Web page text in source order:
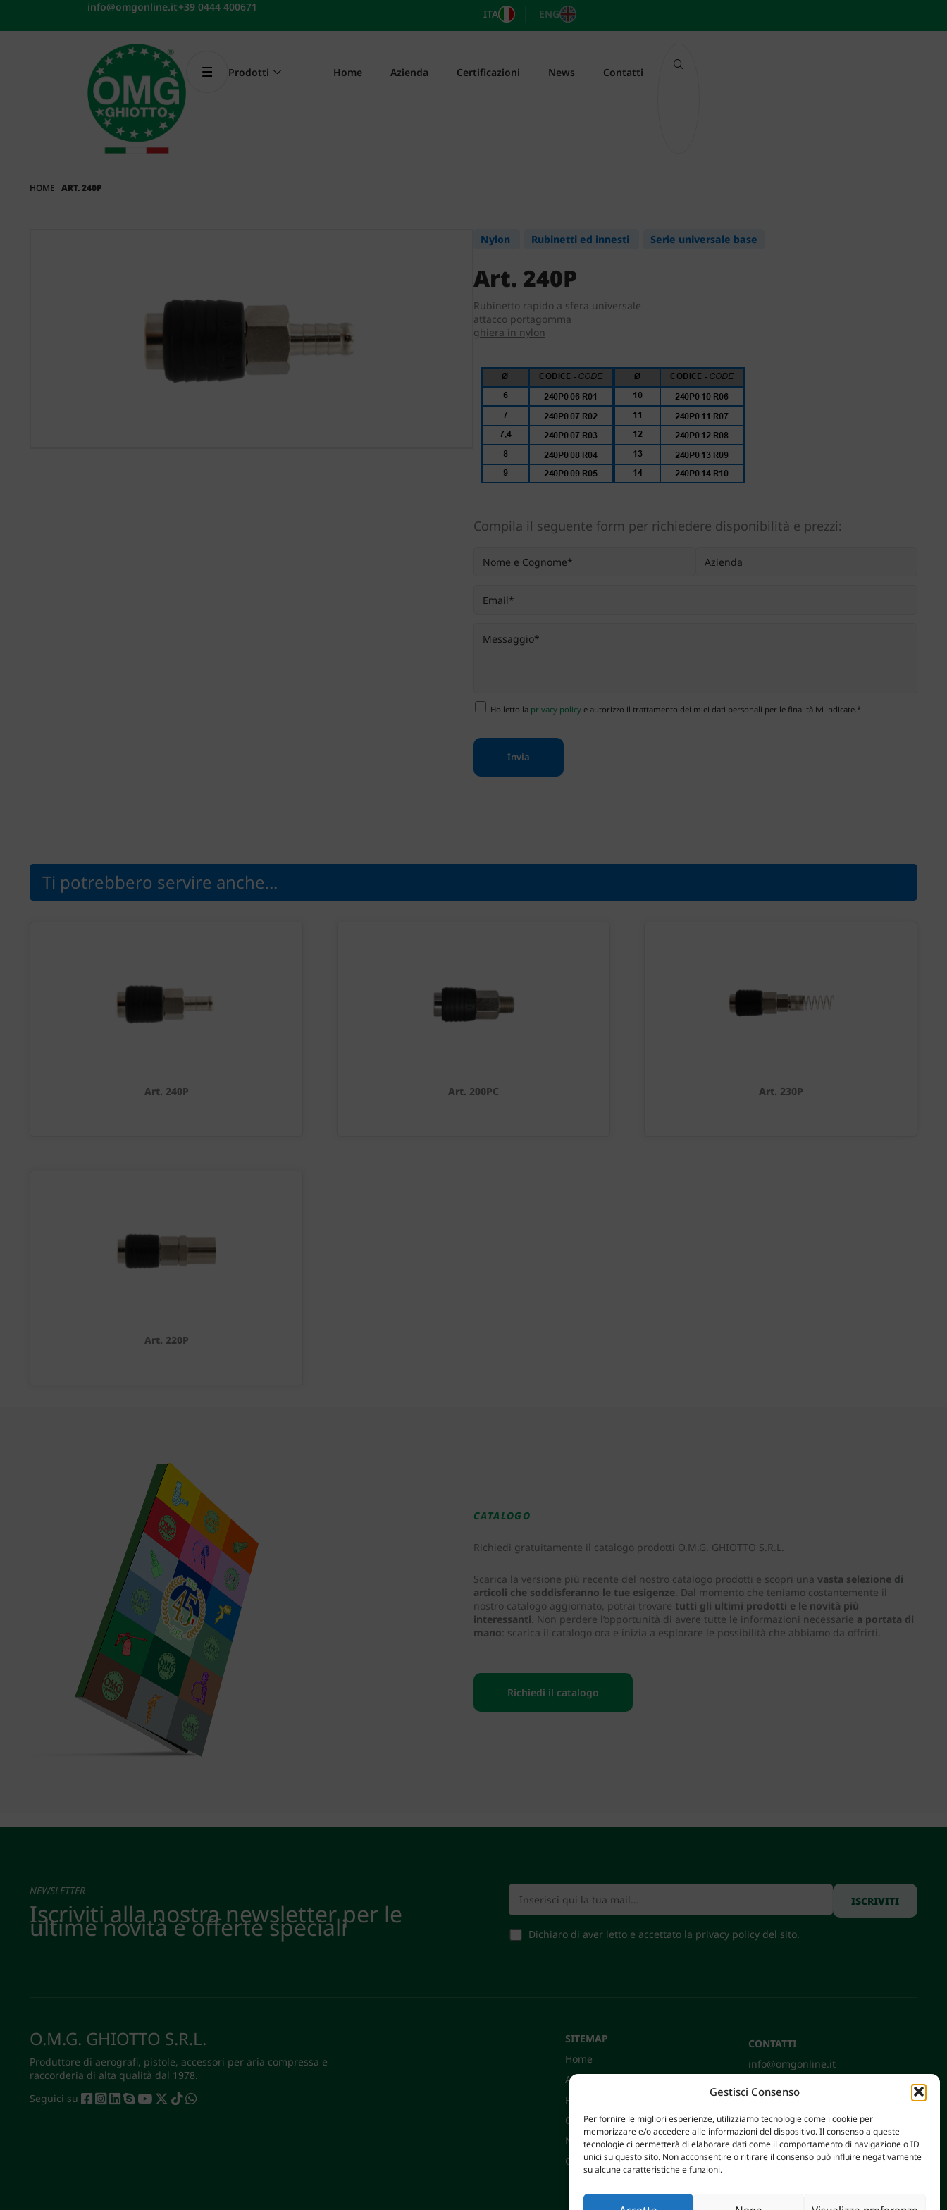
Gestisci Consenso
Per fornire le migliori esperienze, utilizziamo tecnologie come i cookie per
memorizzare e/o accedere alle informazioni del dispositivo. Il consenso a queste
tecnologie ci permetterà di elaborare dati come il comportamento di navigazione o ID
unici su questo sito. Non acconsentire o ritirare il consenso può influire negativamente
su alcune caratteristiche e funzioni.
contenuto
info@omgonline.it+39 0444 400671
ITA ENG
Prodotti Home Azienda Certificazioni News Contatti
HOME ART. 240P
Nylon Rubinetti ed innesti Serie universale base
Art. 240P
Rubinetto rapido a sfera universale
attacco portagomma
ghiera in nylon
Compila il seguente form per richiedere disponibilità e prezzi:
Ho letto la privacy policye autorizzo il trattamento dei miei dati personali per le finalità ivi indicate.*
Ti potrebbero servire anche...
Art. 240P Art. 200PC Art. 230P
Art. 220P
CATALOGO
Richiedi gratuitamente il catalogo prodotti O.M.G. GHIOTTO S.R.L.
Scarica la versione più recente del nostro catalogo prodotti e scopri una vasta selezione di
articoli che soddisferanno le tue esigenze. Dal momento che teniamo costantemente il
nostro catalogo aggiornato, potrai trovare tutti gli ultimi prodotti e le novità più
interessanti. Non perdere l’opportunità di avere tutte le informazioni necessarie a portata di
mano: scarica il catalogo ora e inizia a esplorare le possibilità che abbiamo da offrirti.
Richiedi il catalogo
NEWSLETTER
Iscriviti alla nostra newsletter per le
ultime novità e offerte speciali Dichiaro di aver letto e accettato la privacy policydel sito.
O.M.G. GHIOTTO S.R.L.
Produttore di aerografi, pistole, accessori per aria compressa e
raccorderia di alta qualità dal 1978.
Seguici su
SITEMAP
Home
Azienda
Prodotti
Certificazioni
News
Contatti
CONTATTI
info@omgonline.it
36040 Brendola (VI) - Italy